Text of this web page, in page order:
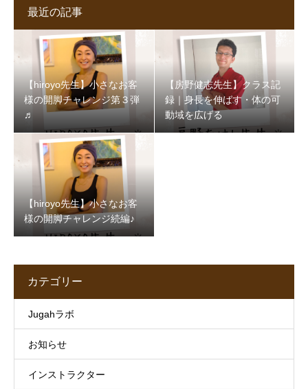
最近の記事
【hiroyo先生】小さなお客
様の開脚チャレンジ第３弾
♬
【房野健志先生】クラス記
録｜身長を伸ばす・体の可
動域を広げる
【hiroyo先生】小さなお客
様の開脚チャレンジ続編♪
カテゴリー
Jugahラボ
お知らせ
インストラクター